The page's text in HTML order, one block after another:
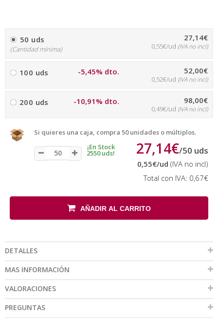
50 uds
(Cantidad mínima)
27,14€
0,55€/ud (IVA no incl)
100 uds -5,45% dto. 52,00€
0,52€/ud (IVA no incl)
200 uds -10,91% dto. 98,00€
0,49€/ud (IVA no incl)
Si quieres una caja, compra 50 unidades o múltiplos.
¡En Stock
2550 uds! 27,14€/50 uds
0,55€/ud (IVA no incl)
Total con IVA: 0,67€
AÑADIR AL CARRITO
DETALLES
MAS INFORMACIÓN
VALORACIONES
PREGUNTAS